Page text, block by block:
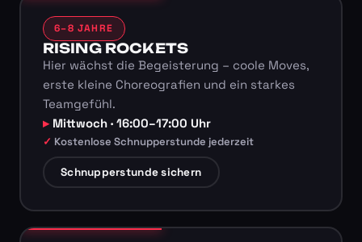
6–8 JAHRE
RISING ROCKETS
Hier wächst die Begeisterung – coole Moves,
erste kleine Choreografien und ein starkes
Teamgefühl.
Mittwoch · 16:00–17:00 Uhr
Kostenlose Schnupperstunde jederzeit
Schnupperstunde sichern